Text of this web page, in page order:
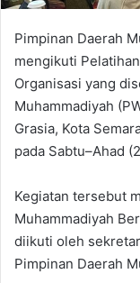
Pimpinan Daerah
mengikuti
Organisasi yang
Muhammadiyah
Grasia, Kota
pada Sabtu–Ahad
Kegiatan tersebut
Muhammadiyah
diikuti oleh
Pimpinan Daerah